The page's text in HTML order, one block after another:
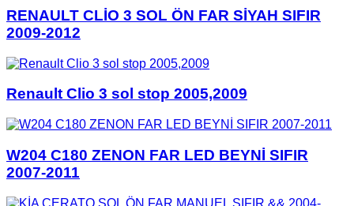
RENAULT CLİO 3 SOL ÖN FAR SİYAH SIFIR
2009-2012
Renault Clio 3 sol stop 2005,2009
W204 C180 ZENON FAR LED BEYNİ SIFIR
2007-2011